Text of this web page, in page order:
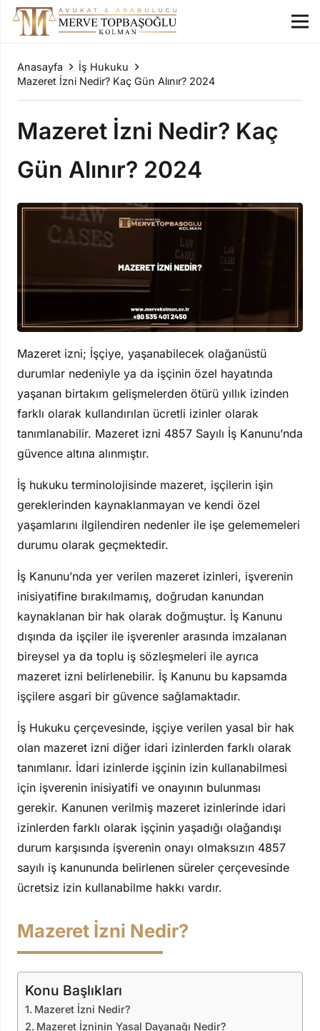
Anasayfa
İş Hukuku
Mazeret İzni Nedir? Kaç Gün Alınır? 2024
Mazeret İzni Nedir? Kaç
Gün Alınır? 2024
Mazeret izni; İşçiye, yaşanabilecek olağanüstü
durumlar nedeniyle ya da işçinin özel hayatında
yaşanan birtakım gelişmelerden ötürü yıllık izinden
farklı olarak kullandırılan ücretli izinler olarak
tanımlanabilir. Mazeret izni 4857 Sayılı İş Kanunu’nda
güvence altına alınmıştır.
İş hukuku terminolojisinde mazeret, işçilerin işin
gereklerinden kaynaklanmayan ve kendi özel
yaşamlarını ilgilendiren nedenler ile işe gelememeleri
durumu olarak geçmektedir.
İş Kanunu’nda yer verilen mazeret izinleri, işverenin
inisiyatifine bırakılmamış, doğrudan kanundan
kaynaklanan bir hak olarak doğmuştur. İş Kanunu
dışında da işçiler ile işverenler arasında imzalanan
bireysel ya da toplu iş sözleşmeleri ile ayrıca
mazeret izni belirlenebilir. İş Kanunu bu kapsamda
işçilere asgari bir güvence sağlamaktadır.
İş Hukuku çerçevesinde, işçiye verilen yasal bir hak
olan mazeret izni diğer idari izinlerden farklı olarak
tanımlanır. İdari izinlerde işçinin izin kullanabilmesi
için işverenin inisiyatifi ve onayının bulunması
gerekir. Kanunen verilmiş mazeret izinlerinde idari
izinlerden farklı olarak işçinin yaşadığı olağandışı
durum karşısında işverenin onayı olmaksızın 4857
sayılı iş kanununda belirlenen süreler çerçevesinde
ücretsiz izin kullanabilme hakkı vardır.
Mazeret İzni Nedir?
Konu Başlıkları
Mazeret İzni Nedir?
Mazeret İzninin Yasal Dayanağı Nedir?